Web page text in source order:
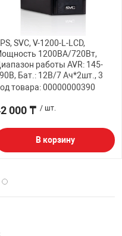
SVC, V-1200-L-LCD,
1200ВА/720Вт,
работы AVR: 145-
Бат.: 12В/7 Ач*2шт., 3
товара: 00000000390
000 ₸ / шт.
В корзину